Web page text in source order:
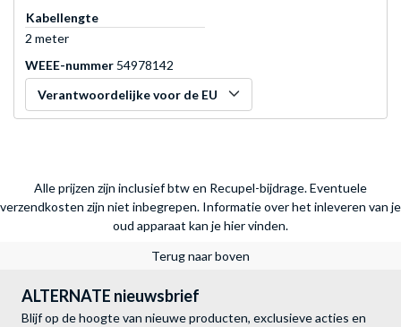
Kabellengte
2 meter
WEEE-nummer 54978142
Verantwoordelijke voor de EU
Alle prijzen zijn inclusief btw en Recupel-bijdrage. Eventuele
verzendkosten zijn niet inbegrepen. Informatie over het inleveren van je
oud apparaat kan je hier vinden.
Terug naar boven
ALTERNATE nieuwsbrief
Blijf op de hoogte van nieuwe producten, exclusieve acties en